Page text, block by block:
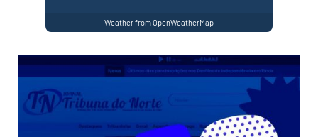
Weather from OpenWeatherMap